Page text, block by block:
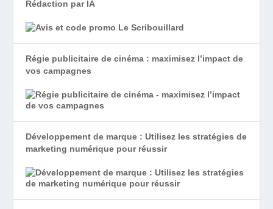
Rédaction par IA
Régie publicitaire de cinéma : maximisez l’impact de
vos campagnes
Développement de marque : Utilisez les stratégies de
marketing numérique pour réussir